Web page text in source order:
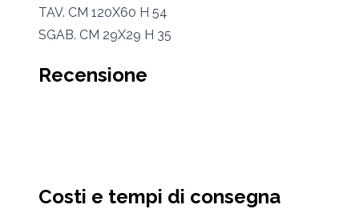
TAV. CM 120X60 H 54
SGAB. CM 29X29 H 35
Recensione
Costi e tempi di consegna